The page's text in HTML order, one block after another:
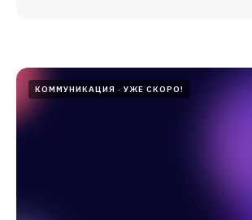
КОММУНИКАЦИЯ УЖЕ СКОРО!